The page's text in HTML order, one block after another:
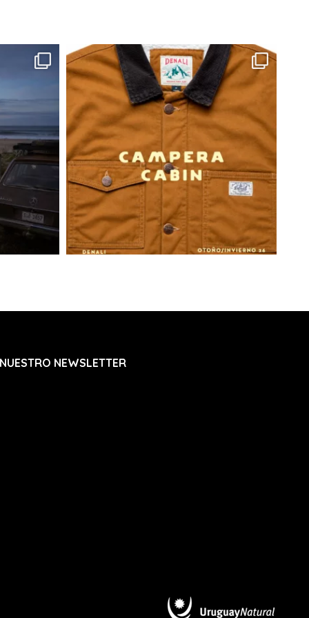
a definir con el courier):
serán realizados por la empresa DAC
de 08 a 18 hs. No se entregan pedidos los
ser recibida por cualquier persona mayor de
en tu domicilio, presentando su
en tu domicilio para recibir la entrega de tu
dejará una tarjeta de aviso y se
intento de visita el siguiente día hábil.
en el 2do intento no se completa la
volverá a Joaquín Nuñez 2705 Ap. 601 y se
20 días para que puedas retirarlo. Si no
será devuelto a nuestras oficinas y te
coordinar una nueva entrega abonando un
De no realizarse el pago para el nuevo
30 días siguientes, la marca se reserva el
el pedido.
NEWSLETTER